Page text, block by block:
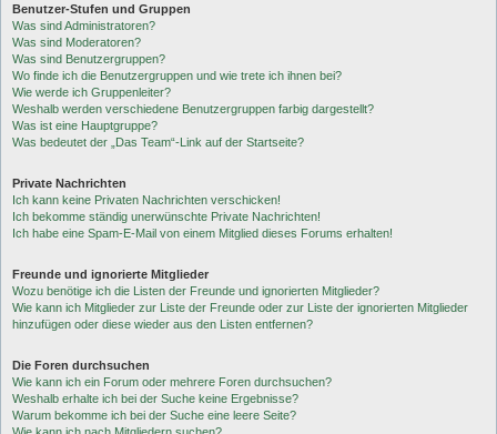
Benutzer-Stufen und Gruppen
Was sind Administratoren?
Was sind Moderatoren?
Was sind Benutzergruppen?
Wo finde ich die Benutzergruppen und wie trete ich ihnen bei?
Wie werde ich Gruppenleiter?
Weshalb werden verschiedene Benutzergruppen farbig dargestellt?
Was ist eine Hauptgruppe?
Was bedeutet der „Das Team“-Link auf der Startseite?
Private Nachrichten
Ich kann keine Privaten Nachrichten verschicken!
Ich bekomme ständig unerwünschte Private Nachrichten!
Ich habe eine Spam-E-Mail von einem Mitglied dieses Forums erhalten!
Freunde und ignorierte Mitglieder
Wozu benötige ich die Listen der Freunde und ignorierten Mitglieder?
Wie kann ich Mitglieder zur Liste der Freunde oder zur Liste der ignorierten Mitglieder
hinzufügen oder diese wieder aus den Listen entfernen?
Die Foren durchsuchen
Wie kann ich ein Forum oder mehrere Foren durchsuchen?
Weshalb erhalte ich bei der Suche keine Ergebnisse?
Warum bekomme ich bei der Suche eine leere Seite?